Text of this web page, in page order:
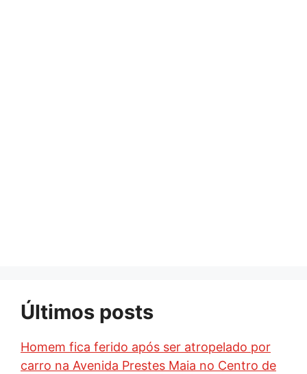
Últimos posts
Homem fica ferido após ser atropelado por
carro na Avenida Prestes Maia no Centro de